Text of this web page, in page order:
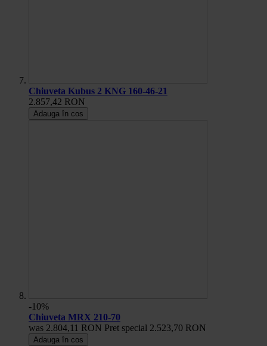
Chiuveta Kubus 2 KNG 160-46-21
2.857,42 RON
Adauga în cos
-10%
Chiuveta MRX 210-70
was 2.804,11 RON Pret special 2.523,70 RON
Adauga în cos